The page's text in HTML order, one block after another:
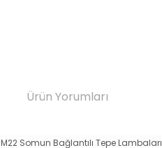
Ürün Yorumları
M22 Somun Bağlantılı Tepe Lambaları